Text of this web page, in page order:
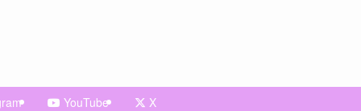
YouTube X